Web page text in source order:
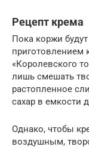
Рецепт крема
Пока коржи
приготовлением
«Королевского
лишь смешать
растопленное
сахар в емкости
Однако, чтобы
воздушным,